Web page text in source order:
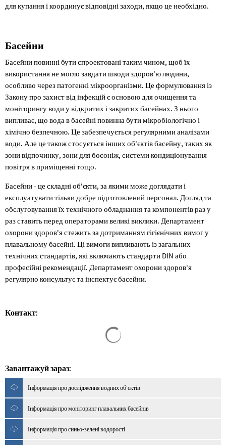
для купання і координує відповідні заходи, якщо це необхідно.
Басейни
Басейни повинні бути спроектовані таким чином, щоб їх
використання не могло завдати шкоди здоров'ю людини,
особливо через патогенні мікроорганізми. Це формулювання із
Закону про захист від інфекцій є основою для очищення та
моніторингу води у відкритих і закритих басейнах. З нього
випливає, що вода в басейні повинна бути мікробіологічно і
хімічно безпечною. Це забезпечується регулярними аналізами
води. Але це також стосується інших об'єктів басейну, таких як
зони відпочинку, зони для босоніж, системи кондиціонування
повітря в приміщенні тощо.
Басейни - це складні об'єкти, за якими може доглядати і
експлуатувати тільки добре підготовлений персонал. Догляд та
обслуговування їх технічного обладнання та компонентів раз у
раз ставить перед операторами великі виклики. Департамент
охорони здоров'я стежить за дотриманням гігієнічних вимог у
плавальному басейні. Ці вимоги випливають із загальних
технічних стандартів, які включають стандарти DIN або
професійні рекомендації. Департамент охорони здоров'я
регулярно консультує та інспектує басейни.
Контакт:
Завантажуй зараз:
Інформація про дослідження водних об'єктів
Інформація про моніторинг плавальних басейнів
Інформація про синьо-зелені водорості